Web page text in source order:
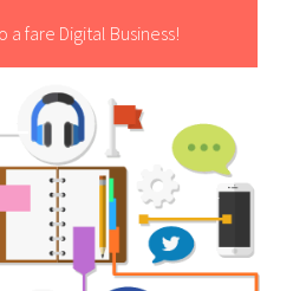
a fare Digital Business!